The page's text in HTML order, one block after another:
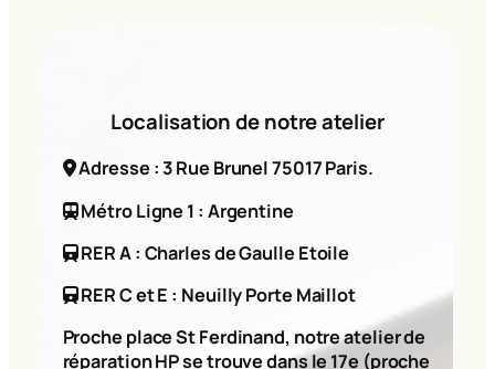
Localisation de notre atelier
Adresse : 3 Rue Brunel 75017 Paris.
Métro Ligne 1 : Argentine
RER A : Charles de Gaulle Etoile
RER C et E : Neuilly Porte Maillot
Proche place St Ferdinand, notre atelier de
réparation HP se trouve dans le 17e (proche